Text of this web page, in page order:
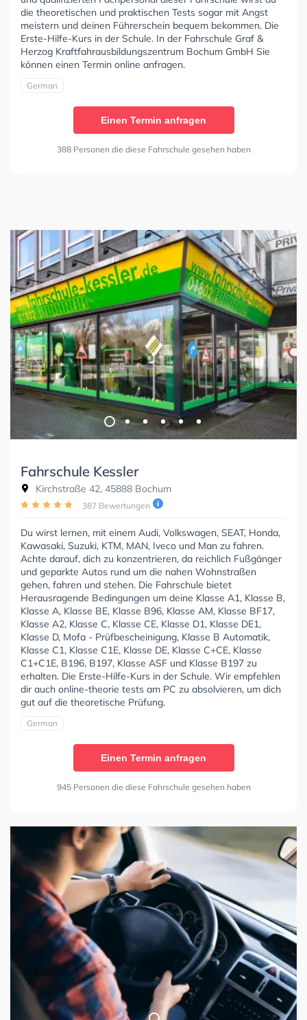
die theoretischen und praktischen Tests sogar mit Angst
meistern und deinen Führerschein bequem bekommen. Die
Erste-Hilfe-Kurs in der Schule. In der Fahrschule Graf &
Herzog Kraftfahrausbildungszentrum Bochum GmbH Sie
können einen Termin online anfragen.
German
Einen Termin anfragen
388 Personen die diese Fahrschule gesehen haben
Fahrschule Kessler
Kirchstraße 42, 45888 Bochum
387 Bewertungen
Du wirst lernen, mit einem Audi, Volkswagen, SEAT, Honda,
Kawasaki, Suzuki, KTM, MAN, Iveco und Man zu fahren.
Achte darauf, dich zu konzentrieren, da reichlich Fußgänger
und geparkte Autos rund um die nahen Wohnstraßen
gehen, fahren und stehen. Die Fahrschule bietet
Herausragende Bedingungen um deine Klasse A1, Klasse B,
Klasse A, Klasse BE, Klasse B96, Klasse AM, Klasse BF17,
Klasse A2, Klasse C, Klasse CE, Klasse D1, Klasse DE1,
Klasse D, Mofa - Prüfbescheinigung, Klasse B Automatik,
Klasse C1, Klasse C1E, Klasse DE, Klasse C+CE, Klasse
C1+C1E, B196, B197, Klasse ASF und Klasse B197 zu
erhalten. Die Erste-Hilfe-Kurs in der Schule. Wir empfehlen
dir auch online-theorie tests am PC zu absolvieren, um dich
gut auf die theoretische Prüfung.
German
Einen Termin anfragen
945 Personen die diese Fahrschule gesehen haben